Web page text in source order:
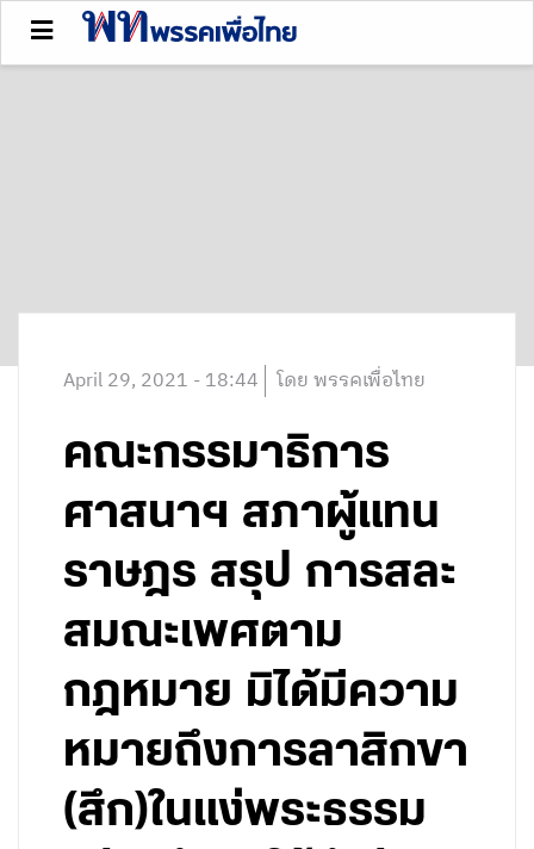
April 29, 2021 - 18:44 โดย พรรคเพื่อไทย
คณะกรรมาธิการ
ศาสนาฯ สภาผู้แทน
ราษฎร สรุป การสละ
สมณะเพศตาม
กฎหมาย มิได้มีความ
หมายถึงการลาสิกขา
(สึก)ในแง่พระธรรม